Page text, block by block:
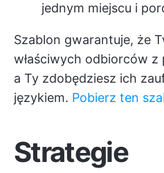
jednym miejscu i
Szablon gwarantuje, że
właściwych odbiorców z
a Ty zdobędziesz ich
językiem. Pobierz ten
Strategie